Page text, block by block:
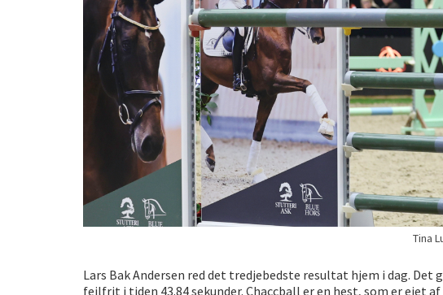
Tina
Lars Bak Andersen red det tredjebedste resultat hjem i dag. Det
fejlfrit i tiden 43.84 sekunder. Chaccball er en hest, som er ejet